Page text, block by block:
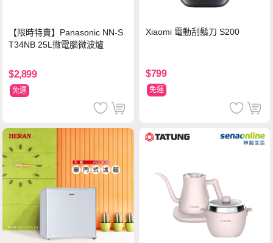
【限時特賣】Panasonic NN-S
T34NB 25L微電腦微波爐
$2,899
免運
Xiaomi 電動刮鬍刀 S200
$799
免運